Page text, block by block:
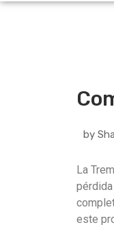
by
La
este